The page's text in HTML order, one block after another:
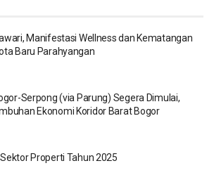
Manifestasi Wellness dan Kematangan
Baru Parahyangan
Serpong (via Parung) Segera Dimulai,
Ekonomi Koridor Barat Bogor
Properti Tahun 2025